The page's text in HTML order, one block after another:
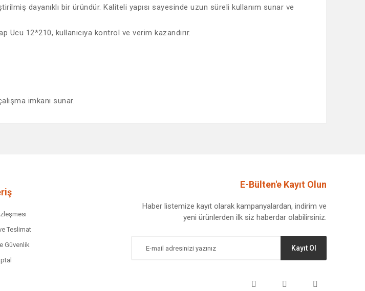
dayanıklı bir üründür. Kaliteli yapısı sayesinde uzun süreli kullanım sunar ve
12*210, kullanıcıya kontrol ve verim kazandırır.
imkanı sunar.
Teslimat
Güvenlik
E-Bülten'e Kayıt Olun
Haber listemize kayıt olarak kampanyalardan, indirim ve
yeni ürünlerden ilk siz haberdar olabilirsiniz.
Kayıt Ol